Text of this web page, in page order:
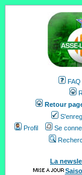
FAQ
Retour
Profil
Se
La